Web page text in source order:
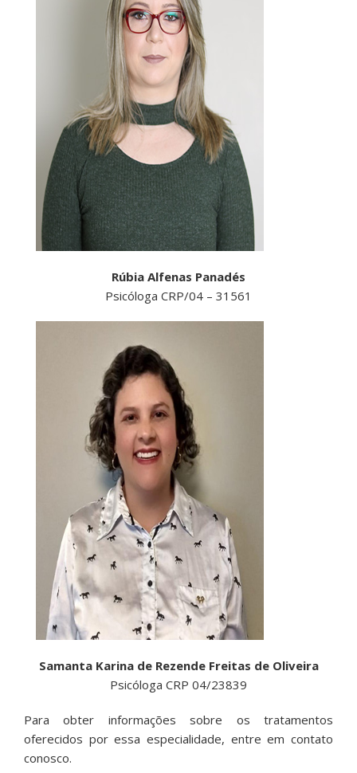
Rúbia Alfenas Panadés
Psicóloga CRP/04 – 31561
Samanta Karina de Rezende Freitas de Oliveira
Psicóloga CRP 04/23839
Para obter informações sobre os tratamentos
oferecidos por essa especialidade, entre em contato
conosco.